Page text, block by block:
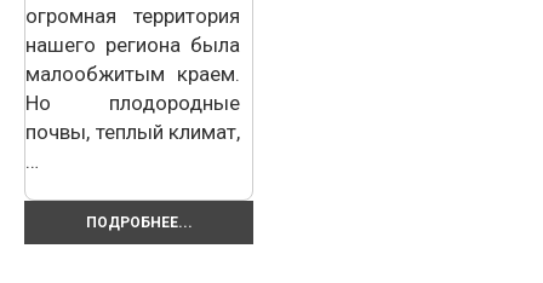
огромная территория
нашего региона была
малообжитым краем.
Но плодородные
почвы, теплый климат,
…
ПОДРОБНЕЕ...